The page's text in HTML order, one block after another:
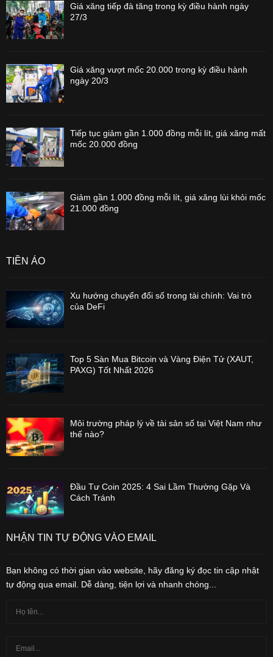
Giá xăng tiếp đà tăng trong kỳ điều hành ngày
27/3
Giá xăng vượt mốc 20.000 trong kỳ điều hành
ngày 20/3
Tiếp tục giảm gần 1.000 đồng mỗi lít, giá xăng mất
mốc 20.000 đồng
Giảm gần 1.000 đồng mỗi lít, giá xăng lùi khỏi mốc
21.000 đồng
TIỀN ẢO
Xu hướng chuyển đổi số trong tài chính: Vai trò
của DeFi
Top 5 Sàn Mua Bitcoin và Vàng Điện Tử (XAUT,
PAXG) Tốt Nhất 2026
Môi trường pháp lý về tài sản số tại Việt Nam như
thế nào?
Đầu Tư Coin 2025: 4 Sai Lầm Thường Gặp Và
Cách Tránh
NHẬN TIN TỰ ĐỘNG VÀO EMAIL
Bạn không có thời gian vào website, hãy đăng ký đọc tin cập nhật
tự động qua email. Dễ dàng, tiện lợi và nhanh chóng...